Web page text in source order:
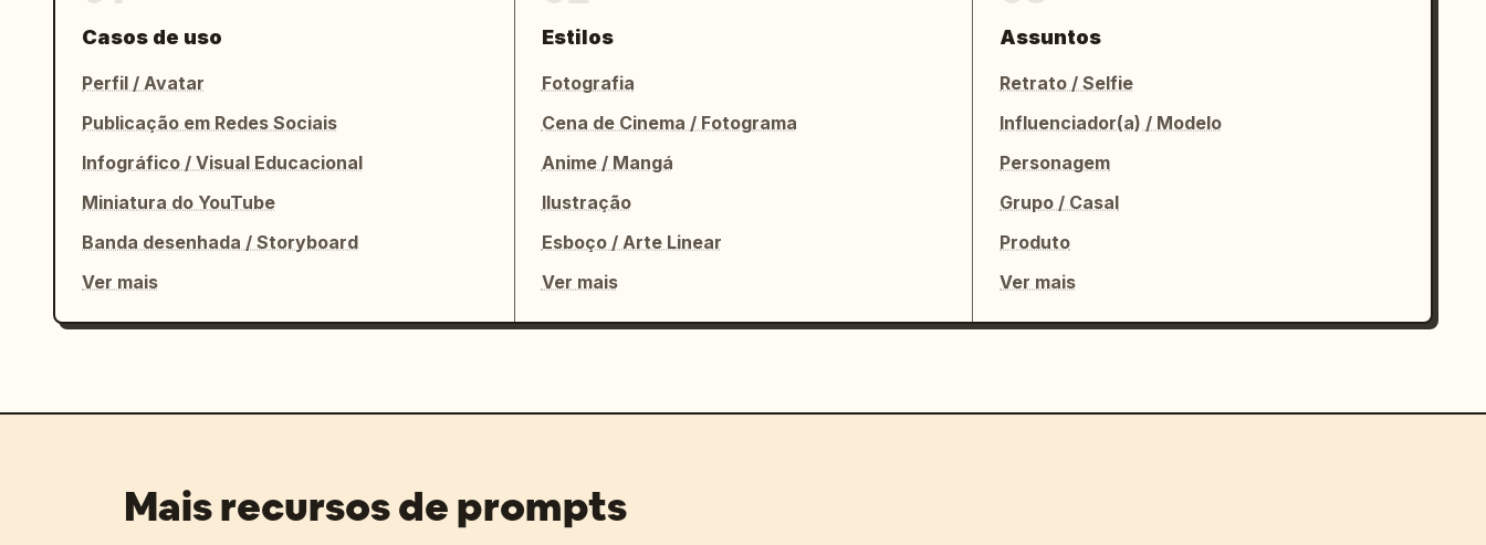
Casos de uso
Perfil / Avatar
Publicação em Redes Sociais
Infográfico / Visual Educacional
Miniatura do YouTube
Banda desenhada / Storyboard
Ver mais
Estilos
Fotografia
Cena de Cinema / Fotograma
Anime / Mangá
Ilustração
Esboço / Arte Linear
Ver mais
Assuntos
Retrato / Selfie
Influenciador(a) / Modelo
Personagem
Grupo / Casal
Produto
Ver mais
Mais recursos de prompts